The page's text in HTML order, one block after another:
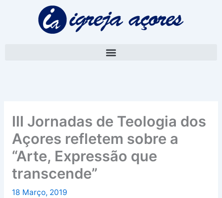
III Jornadas de Teologia dos
Açores refletem sobre a
“Arte, Expressão que
transcende”
18 Março, 2019